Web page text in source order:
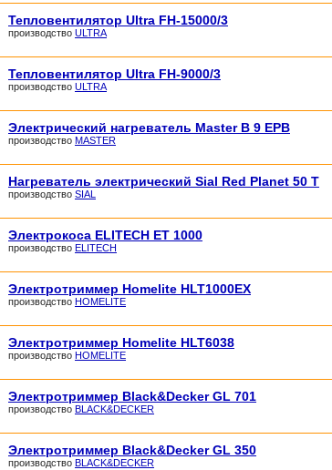
Тепловентилятор Ultra FH-15000/3
производство ULTRA
Тепловентилятор Ultra FH-9000/3
производство ULTRA
Электрический нагреватель Master B 9 EPB
производство MASTER
Нагреватель электрический Sial Red Planet 50 T
производство SIAL
Электрокоса ELITECH ET 1000
производство ELITECH
Электротриммер Homelite HLT1000EX
производство HOMELITE
Электротриммер Homelite HLT6038
производство HOMELITE
Электротриммер Black&Decker GL 701
производство BLACK&DECKER
Электротриммер Black&Decker GL 350
производство BLACK&DECKER